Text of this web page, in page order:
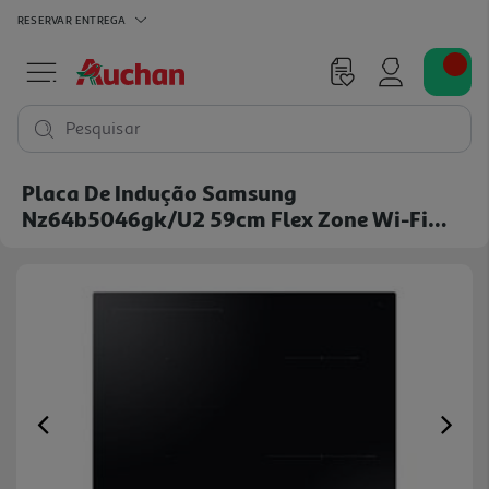
RESERVAR ENTREGA
Pesquisar
Placa De Indução Samsung
Nz64b5046gk/u2 59cm Flex Zone Wi-Fi
Previous